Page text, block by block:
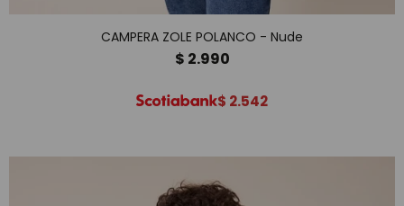
CAMPERA ZOLE POLANCO - Nude
$ 2.990
$ 2.542